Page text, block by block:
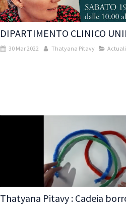
DIPARTIMENTO CLINICO
30 Mar 2022 Thatyana Pitavy
Thatyana Pitavy : Cadeia